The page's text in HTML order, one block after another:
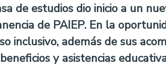
de estudios dio inicio a un
de PAIEP. En la
inclusivo, además de sus
y asistencias